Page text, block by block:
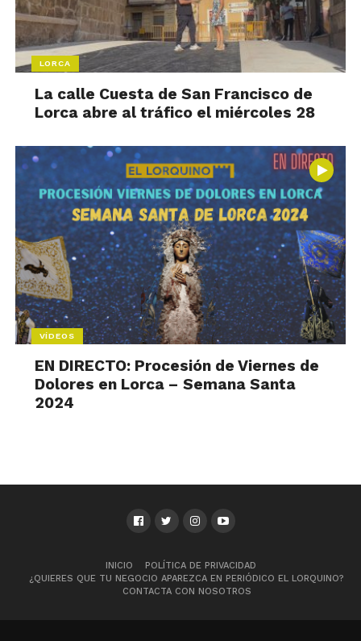
LORCA
La calle Cuesta de San Francisco de
Lorca abre al tráfico el miércoles 28
VÍDEOS
EN DIRECTO: Procesión de Viernes de
Dolores en Lorca – Semana Santa
2024
INICIO
POLÍTICA DE PRIVACIDAD
¿QUIERES QUE TU NEGOCIO APAREZCA EN PERIÓDICO EL LORQUINO?
CONTACTA CON NOSOTROS